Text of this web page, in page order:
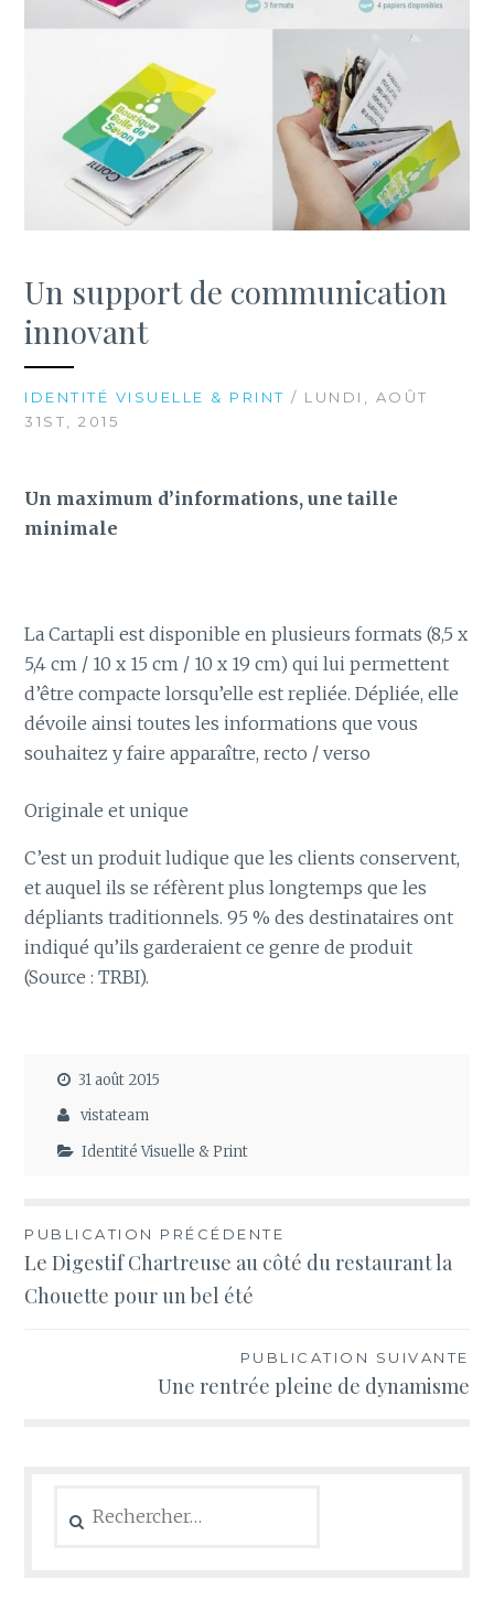
Un support de communication
innovant
IDENTITÉ VISUELLE & PRINT / LUNDI, AOÛT
31ST, 2015
Un maximum d’informations, une taille
minimale
La Cartapli est disponible en plusieurs formats (8,5 x
5,4 cm / 10 x 15 cm / 10 x 19 cm) qui lui permettent
d’être compacte lorsqu’elle est repliée. Dépliée, elle
dévoile ainsi toutes les informations que vous
souhaitez y faire apparaître, recto / verso
Originale et unique
C’est un produit ludique que les clients conservent,
et auquel ils se réfèrent plus longtemps que les
dépliants traditionnels. 95 % des destinataires ont
indiqué qu’ils garderaient ce genre de produit
(Source : TRBI).
31 août 2015
vistateam
Identité Visuelle & Print
Navigation
de
l’article
PUBLICATION PRÉCÉDENTE
Le Digestif Chartreuse au côté du restaurant la
Chouette pour un bel été
PUBLICATION SUIVANTE
Une rentrée pleine de dynamisme